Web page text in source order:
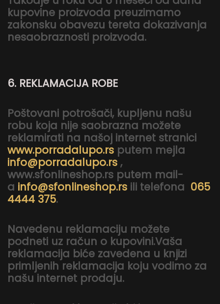
kupovine proizvoda preuzimamo
zakonsku obavezu tereta dokazivanja
nesaobraznosti proizvoda.
6. REKLAMACIJA ROBE
Poštovani potrošači, kupljenu našu
robu koja nije saobrazna možete
reklamirati na našoj internet stranici
www.porradalupo.rs putem mejla
info@porradalupo.rs ,
www.sfonlineshop.rs putem mail-
a info@sfonlineshop.rs ili telefona 065
4444 375.
Navedenu reklamaciju možete
podneti uz račun o kupovini.Vaša
reklamacija biće zavedena u knjizi
primljenih reklamacija koju vodimo za
našu internet prodaju.